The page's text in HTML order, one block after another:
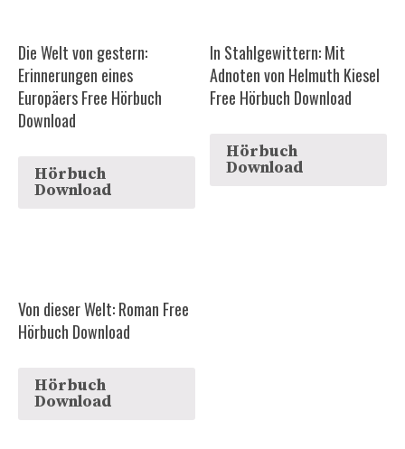
Die Welt von gestern:
Erinnerungen eines
Europäers Free Hörbuch
Download
Hörbuch
Download
In Stahlgewittern: Mit
Adnoten von Helmuth Kiesel
Free Hörbuch Download
Hörbuch
Download
Von dieser Welt: Roman Free
Hörbuch Download
Hörbuch
Download